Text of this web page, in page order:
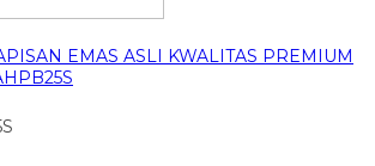
EMAS ASLI KWALITAS PREMIUM